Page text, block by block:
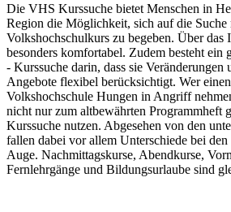
Die VHS Kurssuche bietet Menschen in
Region die Möglichkeit, sich auf die Suche
Volkshochschulkurs zu begeben. Über das
besonders komfortabel. Zudem besteht ein
- Kurssuche darin, dass sie
Angebote flexibel berücksichtigt. Wer
Volkshochschule Hungen in Angriff
nicht nur zum altbewährten Programmheft
Kurssuche nutzen. Abgesehen von den
fallen dabei vor allem Unterschiede bei
Auge. Nachmittagskurse, Abendkurse,
Fernlehrgänge und Bildungsurlaube sind